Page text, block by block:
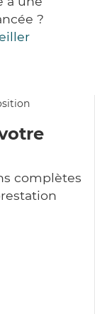
?
complètes